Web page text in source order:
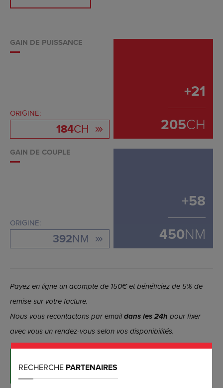
GAIN DE PUISSANCE
ORIGINE:
184CH
+21
205CH
GAIN DE COUPLE
ORIGINE:
392NM
+58
450NM
Payez en ligne un acompte de 150€ et bénéficiez de 5% de
remise sur votre facture.
Nous vous recontactons par emaildans les 24h pour fixer
avec vous un rendez-vous selon vos disponibilités.
RÉSERVER MAINTENANT
(et bénéficiez d’une remise de 5%)
RECHERCHE PARTENAIRES